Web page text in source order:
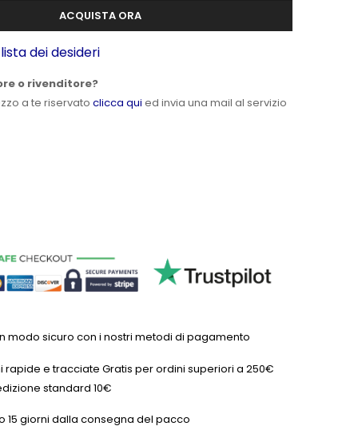
ACQUISTA ORA
dei desideri
o rivenditore?
a te riservato clicca qui ed invia una mail al servizio
modo sicuro con i nostri metodi di pagamento
rapide e tracciate Gratis per ordini superiori a 250€
standard 10€
15 giorni dalla consegna del pacco